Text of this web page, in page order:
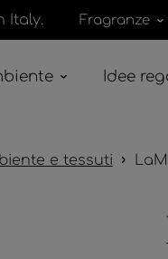
Italy. Fragranze
Idee
e tessuti